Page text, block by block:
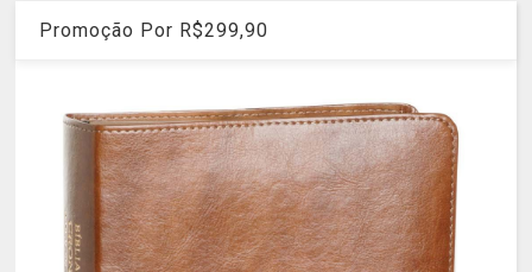
Promoção Por R$299,90